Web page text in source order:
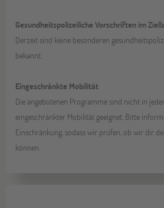
Gesundheitspolizeiliche Vorschriften im
Derzeit sind keine besonderen
bekannt.
Eingeschränkte Mobilität
Die angebotenen Programme sind nicht in
eingeschränkter Mobilität geeignet. Bitte
Einschränkung, sodass wir prüfen, ob wir dir
können.